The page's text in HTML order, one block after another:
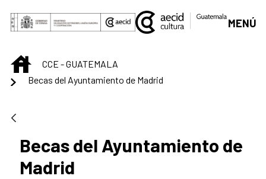
Saltar al contenido principal
MENÚ
INICIOCCE - GUATEMALA
Becas del Ayuntamiento de Madrid
Becas del Ayuntamiento de
Madrid